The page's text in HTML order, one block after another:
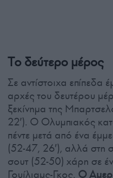
Το δεύτερο μέρος
Σε αντίστοιχα επίπεδα
αρχές του δευτέρου
ξεκίνημα της
22′). Ο Ολυμπιακός
πέντε μετά από ένα
(52-47, 26′), αλλά στη
σουτ (52-50) χάρη σε
Γουίλιαμς-Γκος. Ο